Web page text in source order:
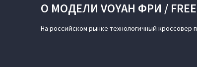
О МОДЕЛИ VOYAH ФРИ / FREE
На российском рынке технологичный кроссовер